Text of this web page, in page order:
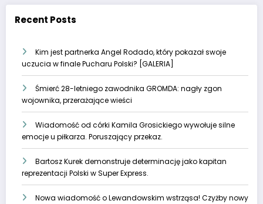
Recent Posts
Kim jest partnerka Angel Rodado, który pokazał swoje
uczucia w finale Pucharu Polski? [GALERIA]
Śmierć 28-letniego zawodnika GROMDA: nagły zgon
wojownika, przerażające wieści
Wiadomość od córki Kamila Grosickiego wywołuje silne
emocje u piłkarza. Poruszający przekaz.
Bartosz Kurek demonstruje determinację jako kapitan
reprezentacji Polski w Super Express.
Nowa wiadomość o Lewandowskim wstrząsa! Czyżby nowy